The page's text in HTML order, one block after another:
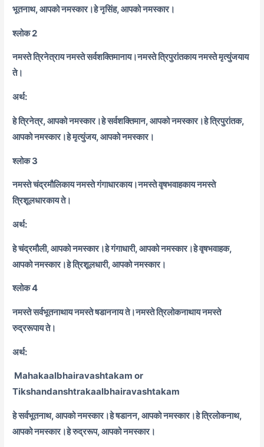
भूतनाथ, आपको नमस्कार।हे नृसिंह, आपको नमस्कार।
श्लोक 2
नमस्ते त्रिनेत्राय नमस्ते सर्वशक्तिमानाय।नमस्ते त्रिपुरांतकाय नमस्ते मृत्युंजयाय
ते।
अर्थ:
हे त्रिनेत्र, आपको नमस्कार।हे सर्वशक्तिमान, आपको नमस्कार।हे त्रिपुरांतक,
आपको नमस्कार।हे मृत्युंजय, आपको नमस्कार।
श्लोक 3
नमस्ते चंद्रमौलिकाय नमस्ते गंगाधारकाय।नमस्ते वृषभवाहकाय नमस्ते
त्रिशूलधारकाय ते।
अर्थ:
हे चंद्रमौली, आपको नमस्कार।हे गंगाधारी, आपको नमस्कार।हे वृषभवाहक,
आपको नमस्कार।हे त्रिशूलधारी, आपको नमस्कार।
श्लोक 4
नमस्ते सर्वभूतनाथाय नमस्ते षडाननाय ते।नमस्ते त्रिलोकनाथाय नमस्ते
रुद्ररूपाय ते।
अर्थ:
Mahakaalbhairavashtakam or
Tikshandanshtrakaalbhairavashtakam
हे सर्वभूतनाथ, आपको नमस्कार।हे षडानन, आपको नमस्कार।हे त्रिलोकनाथ,
आपको नमस्कार।हे रुद्ररूप, आपको नमस्कार।